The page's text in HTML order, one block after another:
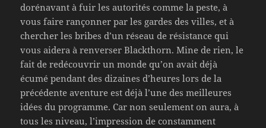
dorénavant à fuir les autorités comme la peste, à
vous faire rançonner par les gardes des villes, et à
chercher les bribes d’un réseau de résistance qui
vous aidera à renverser Blackthorn. Mine de rien, le
fait de redécouvrir un monde qu’on avait déjà
écumé pendant des dizaines d’heures lors de la
précédente aventure est déjà l’une des meilleures
idées du programme. Car non seulement on aura, à
tous les niveau, l’impression de constamment